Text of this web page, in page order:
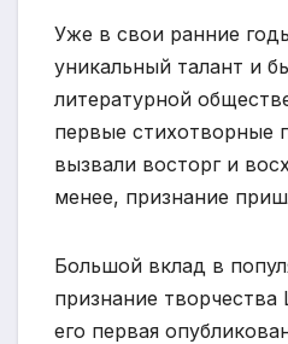
Уже в свои ранние
уникальный талант и
литературной
первые стихотворные
вызвали восторг и
менее, признание
Большой вклад в
признание
его первая